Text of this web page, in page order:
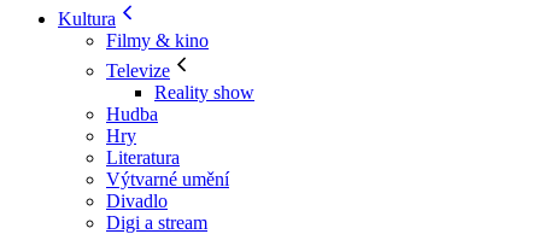
Kultura
Filmy & kino
Televize
Reality show
Hudba
Hry
Literatura
Výtvarné umění
Divadlo
Digi a stream